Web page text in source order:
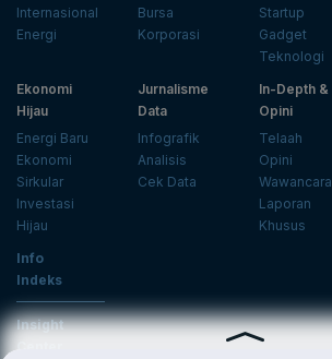
Internasional
Energi
Bursa
Korporasi
Startup
Gadget
Teknologi
Ekonomi
Hijau
Energi Baru
Ekonomi
Sirkular
Investasi
Hijau
Jurnalisme
Data
Infografik
Analisis
Cek Data
In-Depth &
Opini
Telaah
Opini
Wawancara
Laporan
Khusus
Info
Indeks
Insight